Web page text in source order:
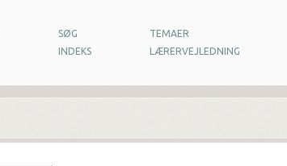
SØG TEMAER
INDEKS LÆRERVEJLEDNING